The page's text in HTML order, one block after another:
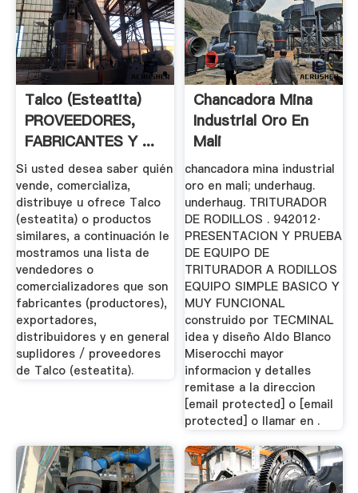
Talco (esteatita)
PROVEEDORES,
FABRICANTES Y ...
Si usted desea saber quién
vende, comercializa,
distribuye u ofrece Talco
(esteatita) o productos
similares, a continuación le
mostramos una lista de
vendedores o
comercializadores que son
fabricantes (productores),
exportadores,
distribuidores y en general
suplidores / proveedores
de Talco (esteatita).
Chancadora Mina
Industrial Oro En
Mali
chancadora mina industrial
oro en mali; underhaug.
underhaug. TRITURADOR
DE RODILLOS . 942012·
PRESENTACION Y PRUEBA
DE EQUIPO DE
TRITURADOR A RODILLOS
EQUIPO SIMPLE BASICO Y
MUY FUNCIONAL
construido por TECMINAL
idea y diseño Aldo Blanco
Miserocchi mayor
informacion y detalles
remitase a la direccion
[email protected] o [email
protected] o llamar en .